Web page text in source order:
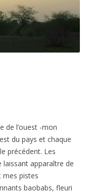
de l’ouest -mon
du pays et chaque
précédent. Les
laissant apparaître de
mes pistes
baobabs, fleuri